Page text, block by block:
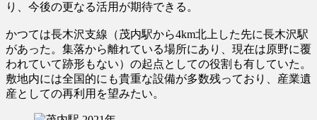
り、今後の更なる活用が期待できる。
かつては長木沢支線（茂内駅から4km北上した先に長木沢駅
があった。集落から離れている場所にあり、現在は原野に覆
われていて跡形もない）の起点としての役割も有していた。
敷地内には全国的にも貴重な設備が多数残っており、産業遺
産としての再利用を望みたい。